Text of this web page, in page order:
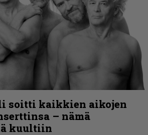
soitti kaikkien aikojen
– nämä
kuultiin